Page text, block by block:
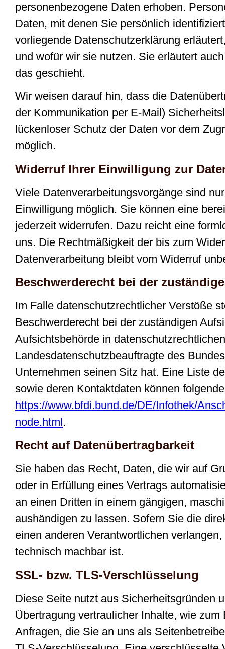
personenbezogene Daten erhoben.
Daten, mit denen Sie persönlich
vorliegende Datenschutzerklärung
und wofür wir sie nutzen. Sie erläutert
das geschieht.
Wir weisen darauf hin, dass die
der Kommunikation per E-Mail)
lückenloser Schutz der Daten vor dem
möglich.
Widerruf Ihrer Einwilligung zur
Viele Datenverarbeitungsvorgänge sind
Einwilligung möglich. Sie können eine
jederzeit widerrufen. Dazu reicht eine
uns. Die Rechtmäßigkeit der bis zum
Datenverarbeitung bleibt vom Widerruf
Beschwerderecht bei der
Im Falle datenschutzrechtlicher Verstöße
Beschwerderecht bei der zuständigen
Aufsichtsbehörde in
Landesdatenschutzbeauftragte des
Unternehmen seinen Sitz hat. Eine Liste
sowie deren Kontaktdaten können
https://www.bfdi.bund.de/DE/Infothek/
node.html.
Recht auf Datenübertragbarkeit
Sie haben das Recht, Daten, die wir auf
oder in Erfüllung eines Vertrags
an einen Dritten in einem gängigen,
aushändigen zu lassen. Sofern Sie die
einen anderen Verantwortlichen
technisch machbar ist.
SSL- bzw. TLS-Verschlüsselung
Diese Seite nutzt aus Sicherheitsgründen
Übertragung vertraulicher Inhalte, wie
Anfragen, die Sie an uns als